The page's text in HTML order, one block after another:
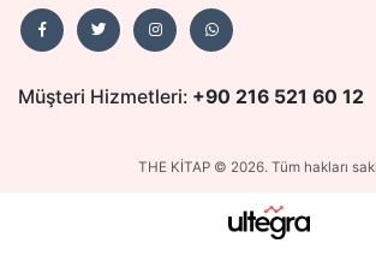
Müşteri Hizmetleri: +90 216 521 60 12
THE KİTAP © 2026. Tüm hakları